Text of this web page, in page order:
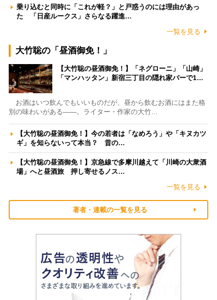
乗り込むと同時に「これが軽？」と戸惑うのには理由があっ
た 「日産ルークス」さらなる躍進…
一覧を見る
大竹聡の「昼酒御免！」
【大竹聡の昼酒御免！】「ネグローニ」「山崎」
「マンハッタン」新宿三丁目の隠れ家バーで1…
お酒はいつ飲んでもいいものだが、昼から飲むお酒にはまた格
別の味わいがある――。ライター・作家の大竹…
【大竹聡の昼酒御免！】今の若者は「なめろう」や「キヌカツ
ギ」を知らないって本当？ 昔の…
【大竹聡の昼酒御免！】京急線で多摩川越えて「川崎の大衆酒
場」へと昼酒旅 押し寄せるノス…
一覧を見る
著者・連載の一覧を見る